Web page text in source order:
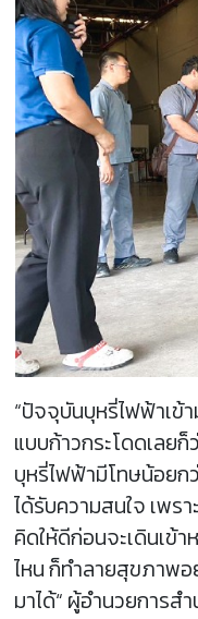
“ปัจจุบันบุหรี่ไฟฟ้าเข้
แบบก้าวกระโดดเลยก็
บุหรี่ไฟฟ้ามีโทษน้อยก
ได้รับความสนใจ เพร
คิดให้ดีก่อนจะเดินเข้า
ไหน ก็ทำลายสุขภาพ
มาได้“ ผู้อำนวยการ